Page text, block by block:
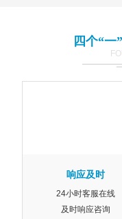
四个“一
响应及时
24小时客服在线
及时响应咨询